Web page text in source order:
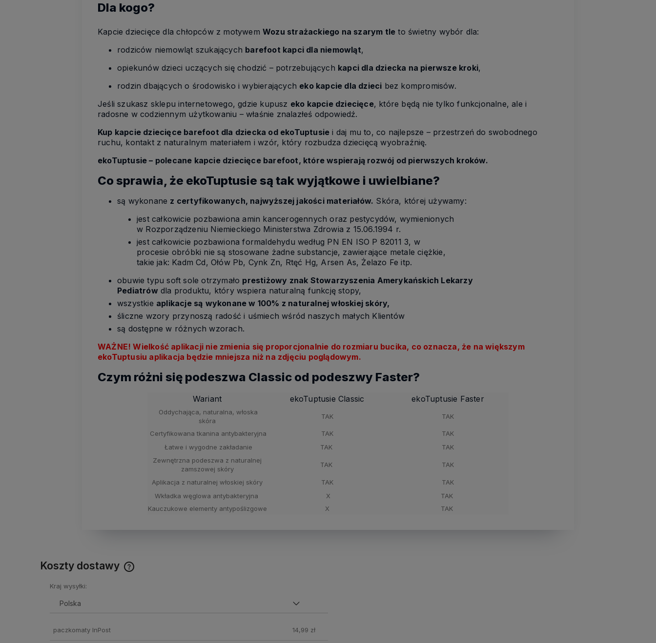
Dla kogo?
Kapcie dziecięce dla chłopców z motywem Wozu strażackiego na szarym tle to świetny wybór dla:
rodziców niemowląt szukających barefoot kapci dla niemowląt,
opiekunów dzieci uczących się chodzić – potrzebujących kapci dla dziecka na pierwsze kroki,
rodzin dbających o środowisko i wybierających eko kapcie dla dzieci bez kompromisów.
Jeśli szukasz sklepu internetowego, gdzie kupusz eko kapcie dziecięce, które będą nie tylko funkcjonalne, ale i
radosne w codziennym użytkowaniu – właśnie znalazłeś odpowiedź.
Kup kapcie dziecięce barefoot dla dziecka od ekoTuptusie i daj mu to, co najlepsze – przestrzeń do swobodnego
ruchu, kontakt z naturalnym materiałem i wzór, który rozbudza dziecięcą wyobraźnię.
ekoTuptusie – polecane kapcie dziecięce barefoot, które wspierają rozwój od pierwszych kroków.
Co sprawia, że ekoTuptusie są tak wyjątkowe i uwielbiane?
są wykonane z certyfikowanych, najwyższej jakości materiałów. Skóra, której używamy:
jest całkowicie pozbawiona amin kancerogennych oraz pestycydów, wymienionych
w Rozporządzeniu Niemieckiego Ministerstwa Zdrowia z 15.06.1994 r.
jest całkowicie pozbawiona formaldehydu według PN EN ISO P 82011 3, w
procesie obróbki nie są stosowane żadne substancje, zawierające metale ciężkie,
takie jak: Kadm Cd, Ołów Pb, Cynk Zn, Rtęć Hg, Arsen As, Żelazo Fe itp.
obuwie typu soft sole otrzymało prestiżowy znak Stowarzyszenia Amerykańskich Lekarzy
Pediatrówdla produktu, który wspiera naturalną funkcję stopy,
wszystkie aplikacje są wykonane w 100% z naturalnej włoskiej skóry,
śliczne wzory przynoszą radość i uśmiech wśród naszych małych Klientów
są dostępne w różnych wzorach.
WAŻNE! Wielkość aplikacji nie zmienia się proporcjonalnie do rozmiaru bucika, co oznacza, że na większym
ekoTuptusiu aplikacja będzie mniejsza niż na zdjęciu poglądowym.
Czym różni się podeszwa Classic od podeszwy Faster?
Wariant ekoTuptusie Classic ekoTuptusie Faster
Oddychająca, naturalna, włoska
skóra
TAK TAK
Certyfikowana tkanina antybakteryjna TAK
TAK
Łatwe i wygodne zakładanie
TAK
TAK
Zewnętrzna podeszwa z naturalnej
zamszowej skóry
TAK TAK
Aplikacja z naturalnej włoskiej skóry TAK
TAK
Wkładka węglowa antybakteryjna
X
TAK
Kauczukowe elementy antypoślizgowe
X TAK
Koszty dostawy
Kraj wysyłki:
paczkomaty InPost 14,99 zł